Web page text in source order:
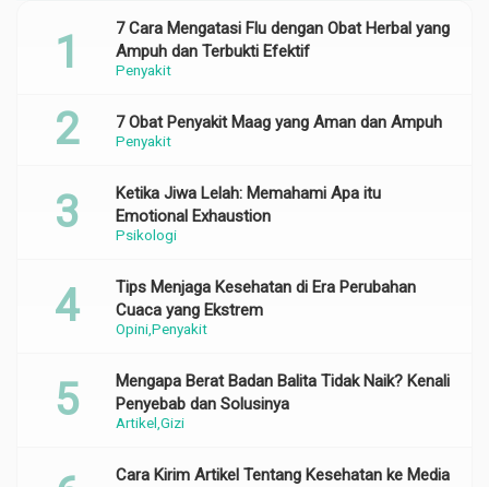
Penyakit
7 Cara Mengatasi Flu dengan Obat Herbal yang
Ampuh dan Terbukti Efektif
Penyakit
7 Obat Penyakit Maag yang Aman dan Ampuh
Psikologi
Ketika Jiwa Lelah: Memahami Apa itu
Emotional Exhaustion
OpiniPenyakit
Tips Menjaga Kesehatan di Era Perubahan
Cuaca yang Ekstrem
Artikel Gizi
Mengapa Berat Badan Balita Tidak Naik? Kenali
Penyebab dan Solusinya
Cara Kirim Artikel Tentang Kesehatan ke Media